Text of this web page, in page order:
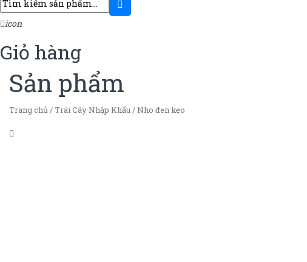
icon
Giỏ hàng
Sản phẩm
Trang chủ /Trái Cây Nhập Khẩu /Nho đen kẹo